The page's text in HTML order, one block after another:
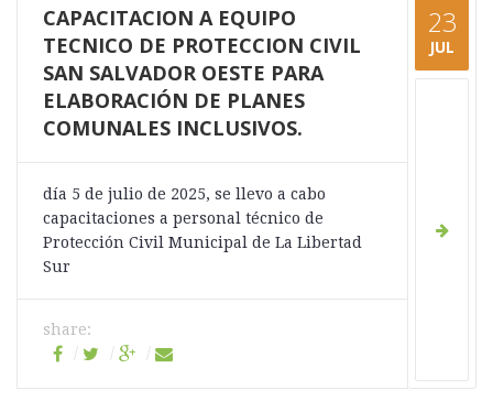
CAPACITACION A EQUIPO
TECNICO DE PROTECCION CIVIL
SAN SALVADOR OESTE PARA
ELABORACIÓN DE PLANES
COMUNALES INCLUSIVOS.
día 5 de julio de 2025, se llevo a cabo
capacitaciones a personal técnico de
Protección Civil Municipal de La Libertad
Sur
share:
23
JUL